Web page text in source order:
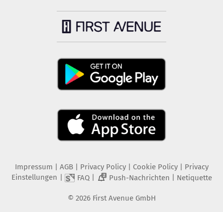
Impressum AGB Privacy Policy| Cookie Policy| Privacy
Einstellungen
FAQ| 2 Push-Nachrichten Netiquette
© 2026 First Avenue GmbH